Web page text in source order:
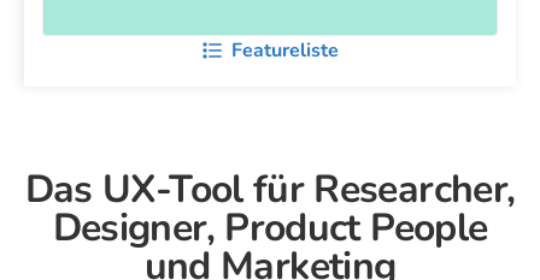
Featureliste
Das UX-Tool für Researcher,
Designer, Product People
und Marketing